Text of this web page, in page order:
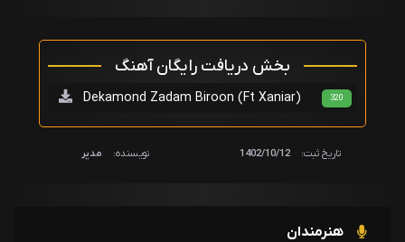
بخش دریافت رایگان آهنگ
Dekamond Zadam Biroon (Ft Xaniar) 320
تاریخ ثبت: 1402/10/12 نویسنده: مدیر
هنرمندان